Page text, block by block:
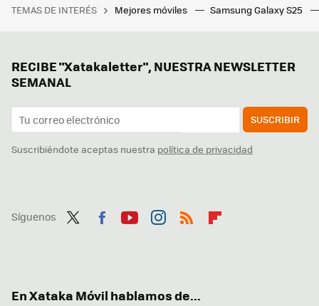
TEMAS DE INTERÉS Mejores móviles Samsung Galaxy S25
RECIBE "Xatakaletter", NUESTRA NEWSLETTER
SEMANAL
SUSCRIBIR
Suscribiéndote aceptas nuestra política de privacidad
Síguenos
En Xataka Móvil hablamos de...